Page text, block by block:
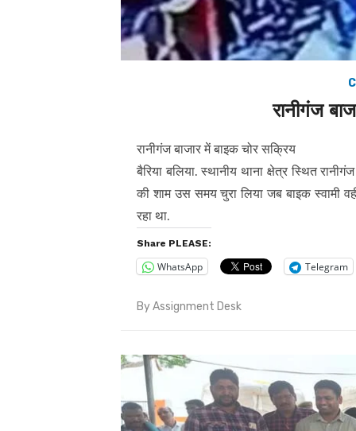
रानीगंज
रानीगंज बाजार में बाइक चोर सक्रिय
बैरिया बलिया. स्थानीय थाना क्षेत्र स्थित
की शाम उस समय चुरा लिया जब बाइक स्वामी
रहा था.
Share PLEASE:
WhatsApp Telegram
ByAssignment Desk